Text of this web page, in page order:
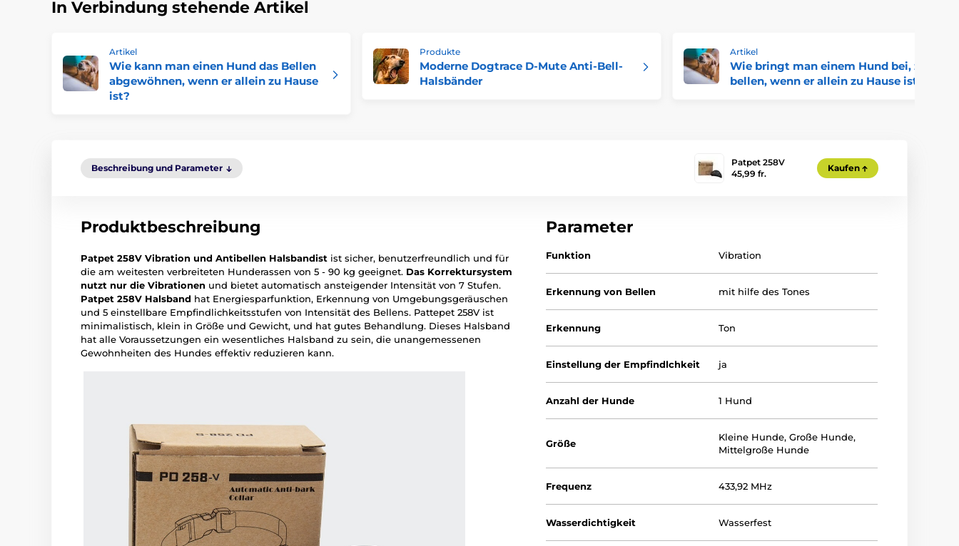
In Verbindung stehende Artikel
Artikel
Wie kann man einen Hund das Bellen
abgewöhnen, wenn er allein zu Hause
ist?
Produkte
Moderne Dogtrace D-Mute Anti-Bell-
Halsbänder
Artikel
Wie bringt man einem Hund bei, zu
bellen, wenn er allein zu Hause ist?
Beschreibung und Parameter
Patpet 258V
45,99 fr.
Kaufen
Produktbeschreibung
Patpet 258V Vibration und Antibellen Halsbandist ist sicher, benutzerfreundlich und für
die am weitesten verbreiteten Hunderassen von 5 - 90 kg geeignet. Das Korrektursystem
nutzt nur die Vibrationen und bietet automatisch ansteigender Intensität von 7 Stufen.
Patpet 258V Halsband hat Energiesparfunktion, Erkennung von Umgebungsgeräuschen
und 5 einstellbare Empfindlichkeitsstufen von Intensität des Bellens. Pattepet 258V ist
minimalistisch, klein in Größe und Gewicht, und hat gutes Behandlung. Dieses Halsband
hat alle Voraussetzungen ein wesentliches Halsband zu sein, die unangemessenen
Gewohnheiten des Hundes effektiv reduzieren kann.
Parameter
Funktion Vibration
Erkennung von Bellen mit hilfe des Tones
Erkennung Ton
Einstellung der Empfindlchkeit ja
Anzahl der Hunde 1 Hund
Größe
Kleine Hunde,Große Hunde,
Mittelgroße Hunde
Frequenz 433,92 MHz
Wasserdichtigkeit Wasserfest